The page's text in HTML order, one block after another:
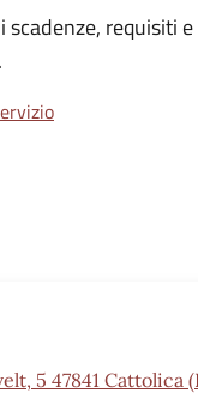
scadenze,
5 47841 Cattolica